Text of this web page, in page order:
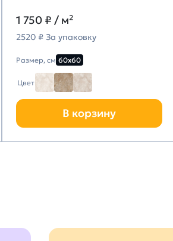
1 750 ₽ / м²
2520 ₽ За упаковку
Размер, см 60х60
Цвет
В корзину